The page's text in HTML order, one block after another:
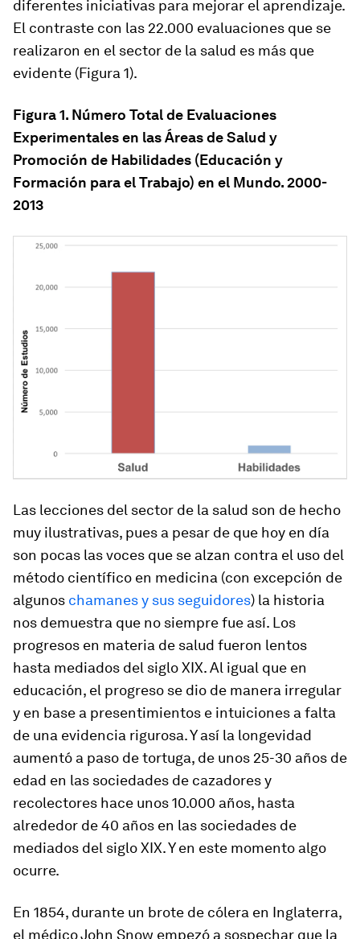
diferentes iniciativas para mejorar el aprendizaje.
El contraste con las 22.000 evaluaciones que se
realizaron en el sector de la salud es más que
evidente (Figura 1).
Figura 1. Número Total de Evaluaciones
Experimentales en las Áreas de Salud y
Promoción de Habilidades (Educación y
Formación para el Trabajo) en el Mundo. 2000-
2013
Las lecciones del sector de la salud son de hecho
muy ilustrativas, pues a pesar de que hoy en día
son pocas las voces que se alzan contra el uso del
método científico en medicina (con excepción de
algunos chamanes y sus seguidores) la historia
nos demuestra que no siempre fue así. Los
progresos en materia de salud fueron lentos
hasta mediados del siglo XIX. Al igual que en
educación, el progreso se dio de manera irregular
y en base a presentimientos e intuiciones a falta
de una evidencia rigurosa. Y así la longevidad
aumentó a paso de tortuga, de unos 25-30 años de
edad en las sociedades de cazadores y
recolectores hace unos 10.000 años, hasta
alrededor de 40 años en las sociedades de
mediados del siglo XIX. Y en este momento algo
ocurre.
En 1854, durante un brote de cólera en Inglaterra,
el médico John Snow empezó a sospechar que la